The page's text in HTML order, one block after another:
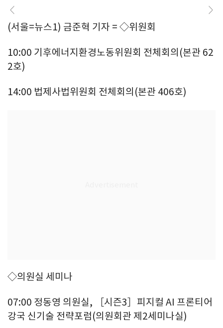
(서울=뉴스1) 금준혁 기자 = ◇위원회
10:00 기후에너지환경노동위원회 전체회의(본관 62
2호)
14:00 법제사법위원회 전체회의(본관 406호)
◇의원실 세미나
07:00 정동영 의원실, ［시즌3］피지컬 AI 프론티어
강국 신기술 전략포럼(의원회관 제2세미나실)